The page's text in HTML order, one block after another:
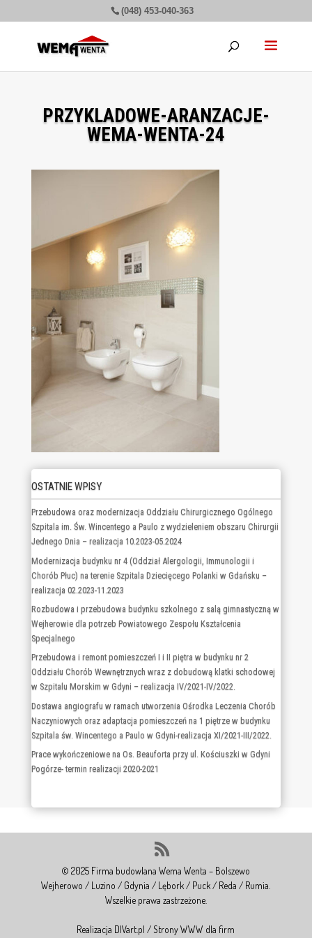
(048) 453-040-363
PRZYKLADOWE-ARANZACJE-
WEMA-WENTA-24
OSTATNIE WPISY
Przebudowa oraz modernizacja Oddziału Chirurgicznego Ogólnego
Szpitala im. Św. Wincentego a Paulo z wydzieleniem obszaru Chirurgii
Modernizacja budynku nr 4 (Oddział Alergologii, Immunologii i
Chorób Płuc) na terenie Szpitala Dziecięcego Polanki w Gdańsku –
realizacja 02.2023-11.2023
Rozbudowa i przebudowa budynku szkolnego z salą gimnastyczną w
Wejherowie dla potrzeb Powiatowego Zespołu Kształcenia
Specjalnego
Przebudowa i remont pomieszczeń I i II piętra w budynku nr 2
w Szpitalu Morskim w Gdyni – realizacja IV/2021-IV/2022.
Pogórze- termin realizacji 2020-2021